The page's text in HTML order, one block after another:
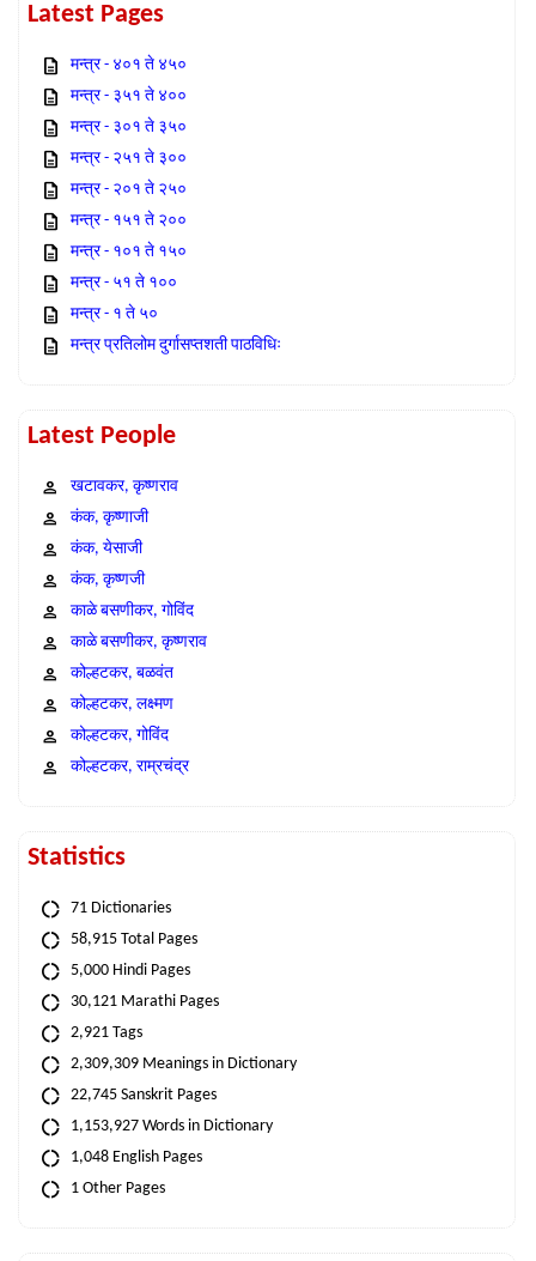
Latest Pages
मन्त्र - ४०१ ते ४५०
मन्त्र - ३५१ ते ४००
मन्त्र - ३०१ ते ३५०
मन्त्र - २५१ ते ३००
मन्त्र - २०१ ते २५०
मन्त्र - १५१ ते २००
मन्त्र - १०१ ते १५०
मन्त्र - ५१ ते १००
मन्त्र - १ ते ५०
मन्त्र प्रतिलोम दुर्गासप्तशती पाठविधिः
Latest People
खटावकर, कृष्णराव
कंक, कृष्णाजी
कंक, येसाजी
कंक, कृष्णजी
काळे बसणीकर, गोविंद
काळे बसणीकर, कृष्णराव
कोल्हटकर, बळवंत
कोल्हटकर, लक्ष्मण
कोल्हटकर, गोविंद
कोल्हटकर, राम्रचंद्र
Statistics
71 Dictionaries
58,915 Total Pages
5,000 Hindi Pages
30,121 Marathi Pages
2,921 Tags
2,309,309 Meanings in Dictionary
22,745 Sanskrit Pages
1,153,927 Words in Dictionary
1,048 English Pages
1 Other Pages